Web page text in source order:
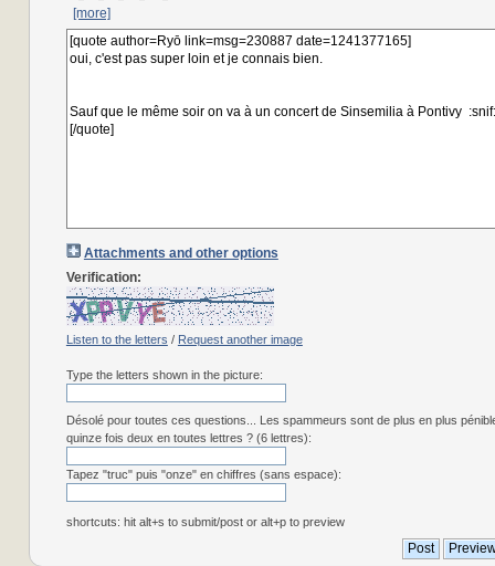
[more]
Attachments and other options
Verification:
Listen to the letters / Request another image
Type the letters shown in the picture:
Désolé pour toutes ces questions... Les spammeurs sont de plus en plus
quinze fois deux en toutes lettres ? (6 lettres):
Tapez "truc" puis "onze" en chiffres (sans espace):
shortcuts: hit alt+s to submit/post or alt+p to preview